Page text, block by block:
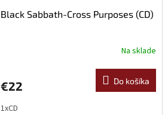
Black Sabbath-Cross Purposes (CD)
Na sklade
€22 Do košíka
1xCD